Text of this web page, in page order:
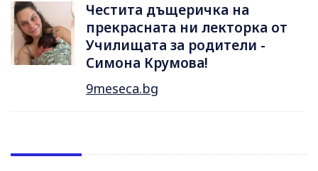
Честита дъщеричка на
прекрасната ни лекторка от
Училищата за родители -
Симона Крумова!
9meseca.bg